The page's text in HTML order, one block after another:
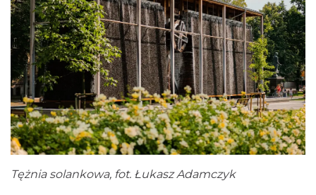
Tężnia solankowa, fot. Łukasz Adamczyk